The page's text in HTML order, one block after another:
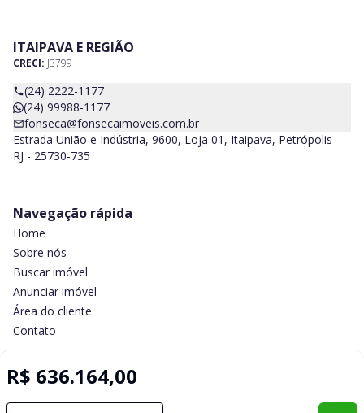
R$ 636.164,00
ITAIPAVA E REGIÃO
CRECI: J3799
(24) 2222-1177
(24) 99988-1177
fonseca@fonsecaimoveis.com.br
Estrada União e Indústria, 9600, Loja 01, Itaipava, Petrópolis -
RJ - 25730-735
Navegação rápida
Home
Sobre nós
Buscar imóvel
Anunciar imóvel
Área do cliente
Contato
Selo de Tecnologia Loft